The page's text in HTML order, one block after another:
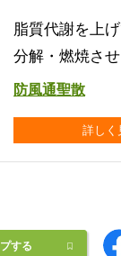
脂質代謝を上
分解・燃焼さ
防風通聖散
詳しく
する